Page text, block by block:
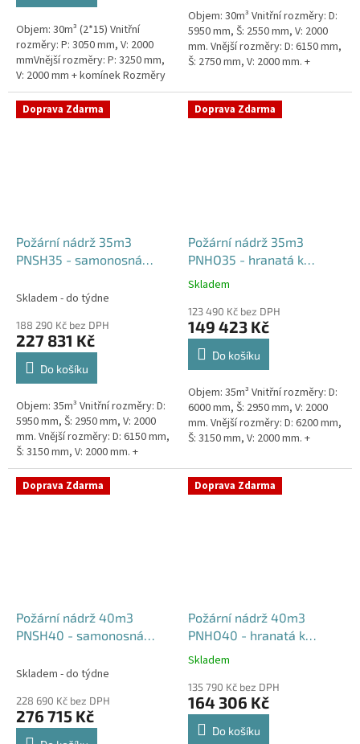
Objem: 30m³ (2*15) Vnitřní
rozměry: P: 3050 mm, V: 2000
mmVnější rozměry: P: 3250 mm,
V: 2000 mm + komínek Rozměry
nádrže možno jakkoliv upravit -
vyrobíme nádrž na...
hvězdiček.
Objem: 30m³ Vnitřní rozměry: D:
5950 mm, Š: 2550 mm, V: 2000
mm. Vnější rozměry: D: 6150 mm,
Š: 2750 mm, V: 2000 mm. +
týdny od objednávky....
Doprava Zdarma
Požární nádrž 35m3
PNSH35 - samonosná
Skladem - do týdne
188 290 Kč bez DPH
227 831 Kč
Do košíku
Objem: 35m³ Vnitřní rozměry: D:
5950 mm, Š: 2950 mm, V: 2000
mm. Vnější rozměry: D: 6150 mm,
Š: 3150 mm, V: 2000 mm. +
komínek. Běžná doba dodání 2-3
týdny od objednávky....
Doprava Zdarma
Požární nádrž 35m3
PNHO35 - hranatá k
obetonování
Průměrné
produktu
je
5,0
hvězdiček.
Skladem
123 490 Kč bez DPH
149 423 Kč
Do košíku
Objem: 35m³ Vnitřní rozměry: D:
6000 mm, Š: 2950 mm, V: 2000
mm. Vnější rozměry: D: 6200 mm,
Š: 3150 mm, V: 2000 mm. +
týdny od objednávky....
Doprava Zdarma
Požární nádrž 40m3
PNSH40 - samonosná
Skladem - do týdne
228 690 Kč bez DPH
276 715 Kč
Doprava Zdarma
Požární nádrž 40m3
PNHO40 - hranatá k
obetonování
Průměrné
produktu
je
5,0
Skladem
135 790 Kč bez DPH
164 306 Kč
Do košíku